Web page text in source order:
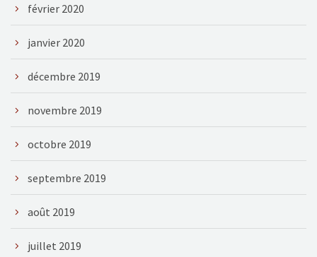
février 2020
janvier 2020
décembre 2019
novembre 2019
octobre 2019
septembre 2019
août 2019
juillet 2019